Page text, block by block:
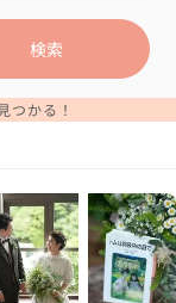
検索
つかる！